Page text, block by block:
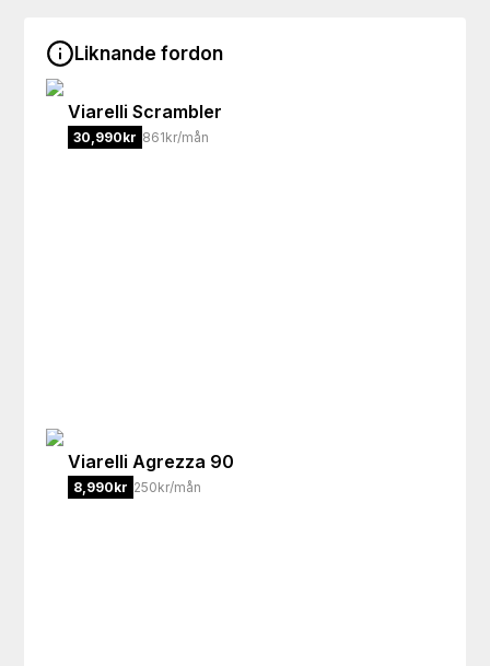
Liknande fordon
Viarelli Scrambler
30,990kr 861kr/mån
Viarelli Agrezza 90
8,990kr 250kr/mån